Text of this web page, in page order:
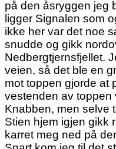
på den åsryggen jeg
ligger Signalen som
ikke her var det noe
snudde og gikk
Nedbergtjernsfjellet.
veien, så det ble en
mot toppen gjorde at
vestenden av toppen
Knabben, men selve
Stien hjem igjen gikk
karret meg ned på